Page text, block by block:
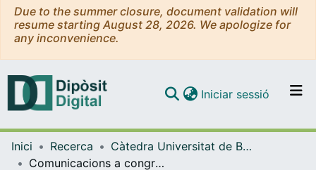
Due to the summer closure, document validation will
resume starting August 28, 2026. We apologize for
any inconvenience.
Navega per tot el DD
Iniciar sessió (current)
Inici Recerca
Càtedra Universitat de Barcelona per a la Integració Laboral de Persones amb Discapacitat
Comunicacions a congressos (Càtedra Universitat de Barcelona per a la Integració Laboral de Persones amb Discapacitat)